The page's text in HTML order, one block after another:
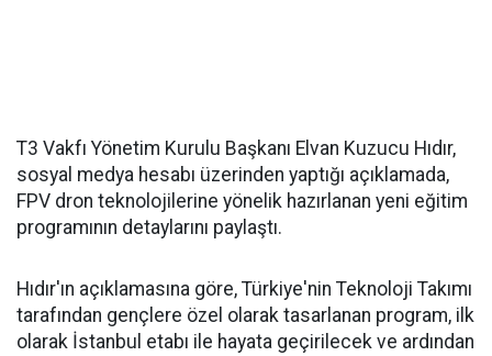
T3 Vakfı Yönetim Kurulu Başkanı Elvan Kuzucu Hıdır,
sosyal medya hesabı üzerinden yaptığı açıklamada,
FPV dron teknolojilerine yönelik hazırlanan yeni eğitim
programının detaylarını paylaştı.
Hıdır'ın açıklamasına göre, Türkiye'nin Teknoloji Takımı
tarafından gençlere özel olarak tasarlanan program, ilk
olarak İstanbul etabı ile hayata geçirilecek ve ardından